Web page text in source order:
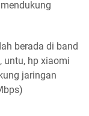
berada di band
untu, hp xiaomi
jaringan